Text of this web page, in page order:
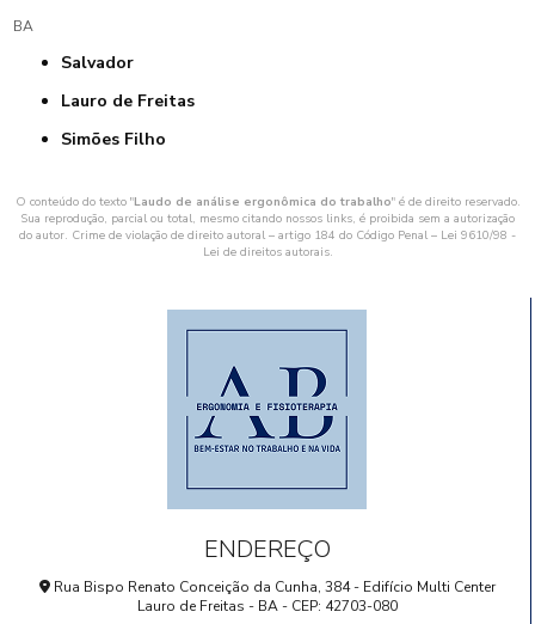
BA
Salvador
Lauro de Freitas
Simões Filho
O conteúdo do texto "Laudo de análise ergonômica do trabalho" é de direito reservado.
Sua reprodução, parcial ou total, mesmo citando nossos links, é proibida sem a autorização
do autor. Crime de violação de direito autoral – artigo 184 do Código Penal – Lei 9610/98 -
Lei de direitos autorais.
ENDEREÇO
Rua Bispo Renato Conceição da Cunha, 384 - Edifício Multi Center
Lauro de Freitas - BA - CEP: 42703-080